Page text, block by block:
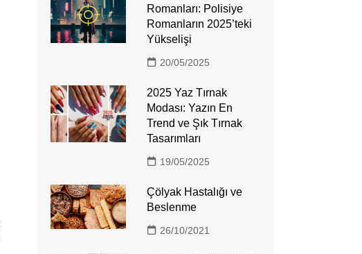
Romanları: Polisiye
Romanların 2025’teki
Yükselişi
20/05/2025
2025 Yaz Tırnak
Modası: Yazın En
Trend ve Şık Tırnak
Tasarımları
19/05/2025
Çölyak Hastalığı ve
Beslenme
26/10/2021